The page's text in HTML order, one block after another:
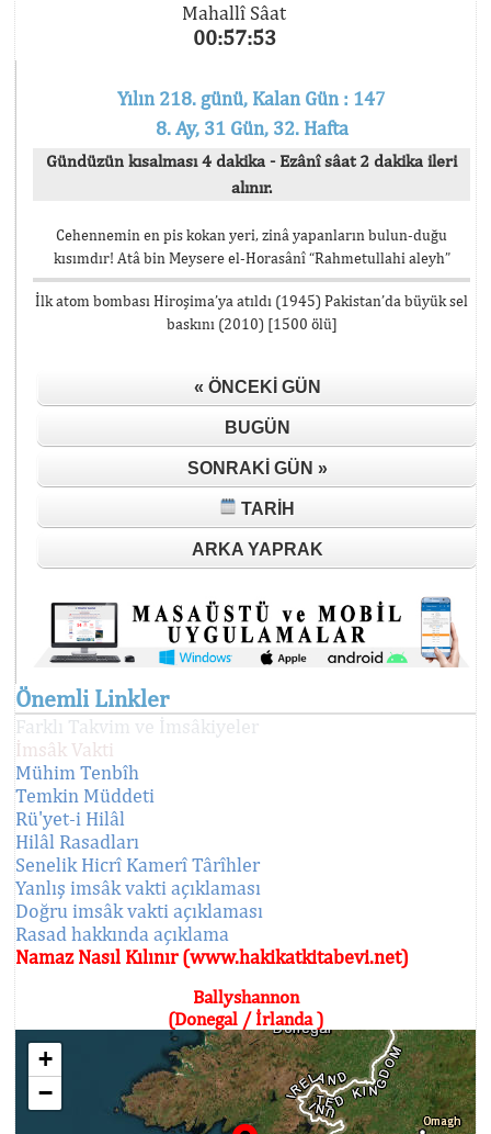
Mahallî Sâat
00:57:53
Yılın 218. günü, Kalan Gün : 147
8. Ay, 31 Gün, 32. Hafta
Gündüzün kısalması 4 dakika - Ezânî sâat 2 dakika ileri
alınır.
Cehennemin en pis kokan yeri, zinâ yapanların bulun-duğu
kısımdır! Atâ bin Meysere el-Horasânî “Rahmetullahi aleyh”
İlk atom bombası Hiroşima’ya atıldı (1945) Pakistan’da büyük sel
baskını (2010) [1500 ölü]
« ÖNCEKI GÜN
BUGÜN
SONRAKI GÜN »
TARIH
ARKA YAPRAK
Önemli Linkler
Farklı Takvim ve İmsâkiyeler
İmsâk Vakti
Mühim Tenbîh
Temkin Müddeti
Rü'yet-i Hilâl
Hilâl Rasadları
Senelik Hicrî Kamerî Târîhler
Yanlış imsâk vakti açıklaması
Doğru imsâk vakti açıklaması
Rasad hakkında açıklama
Namaz Nasıl Kılınır (www.hakikatkitabevi.net)
Ballyshannon
(Donegal / İrlanda )
+
−